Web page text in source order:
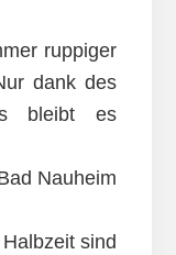
ruppiger
dank des
bleibt es
Nauheim
sind